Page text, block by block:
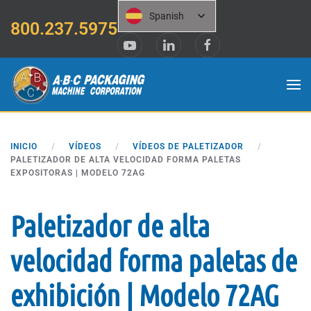
Saltar al contenido principal
800.237.5975
Spanish
INICIO VÍDEOS
VÍDEOS DE PALETIZADOR
PALETIZADOR DE ALTA VELOCIDAD FORMA PALETAS
EXPOSITORAS | MODELO 72AG
Paletizador de alta
velocidad forma paletas de
exhibición | Modelo 72AG